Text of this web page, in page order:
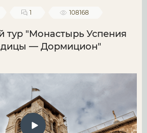
1 108168
тур "Монастырь Успения
— Дормицион"